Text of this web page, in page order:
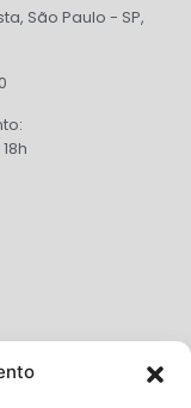
São Paulo - SP,